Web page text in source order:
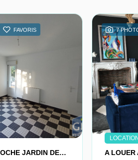
FAVORIS
A LOUER F3 PROCHE JARDIN DES PLANTES
7